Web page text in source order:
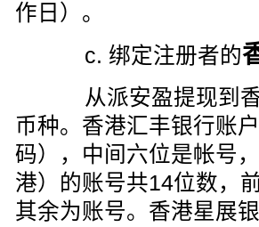
作日）。
c. 绑定注册者的
从派安盈提现到
币种。香港汇丰银行账
码），中间六位是帐号
港）的账号共14位数，
其余为账号。香港星展